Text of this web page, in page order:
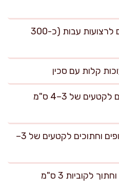
2 בצלים גדולים, פרוסים לרצועות עבות (כ-300
3 גזרים, קלופים וחתוכים לקטעים של 3–4 ס"מ
2 שורשי פטרוזיליה, קלופים וחתוכים לקטעים של 3–
1 שורש סלרי קטן, קלוף וחתוך לקוביות 3 ס"מ